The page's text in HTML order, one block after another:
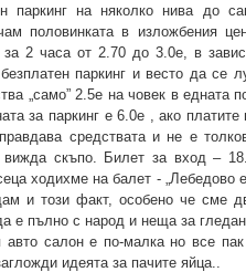
паркинг на няколко нива до
половинката в изложбения
за 2 часа от 2.70 до 3.0е, в
паркинг и весто да се
„само” 2.5е на човек в
за паркинг е 6.0е , ако
средствата и не е
скъпо. Билет за вход –
ходихме на балет - „Лебедово
и този факт, особено че сме
е пълно с народ и неща за
салон е по-малка но все пак
идеята за пачите яйца..